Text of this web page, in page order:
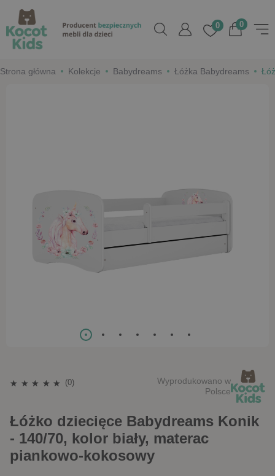
0
0
Strona główna Kolekcje Babydreams Łóżka Babydreams
(0)
Wyprodukowano w
Polsce
Łóżko dziecięce Babydreams Konik
- 140/70, kolor biały, materac
piankowo-kokosowy